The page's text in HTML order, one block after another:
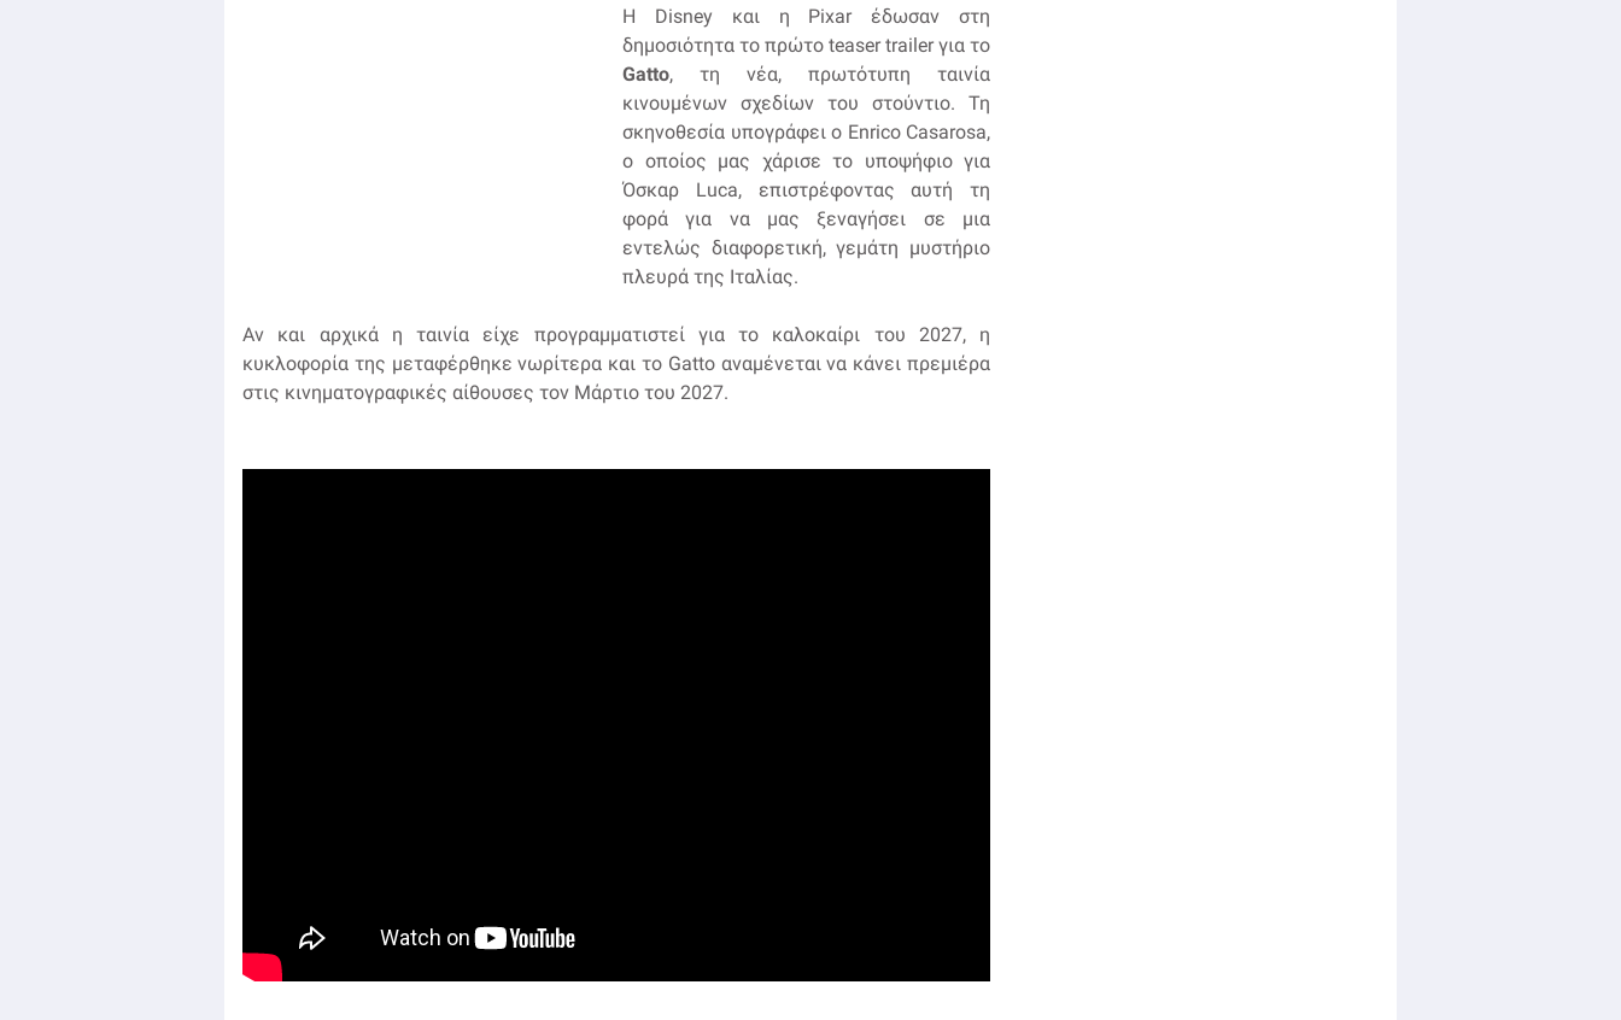
Η Disney και η Pixar έδωσαν στη
δημοσιότητα το πρώτο teaser trailer για το
Gatto, τη νέα, πρωτότυπη ταινία
κινουμένων σχεδίων του στούντιο. Τη
σκηνοθεσία υπογράφει ο Enrico Casarosa,
ο οποίος μας χάρισε το υποψήφιο για
Όσκαρ Luca, επιστρέφοντας αυτή τη
φορά για να μας ξεναγήσει σε μια
εντελώς διαφορετική, γεμάτη μυστήριο
πλευρά της Ιταλίας.
Αν και αρχικά η ταινία είχε προγραμματιστεί για το καλοκαίρι του 2027, η
κυκλοφορία της μεταφέρθηκε νωρίτερα και το Gatto αναμένεται να κάνει πρεμιέρα
στις κινηματογραφικές αίθουσες τον Μάρτιο του 2027.